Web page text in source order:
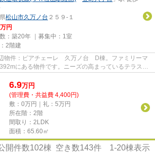
松山市久万ノ台 ２５９-１
万円
：築20年 ｜募集中： 1室
2階建
物件：ピアチェーレ 久万ノ台 D棟。ファミリーマ
にある物件です。ニーズの高まっているテラスハ
初期...
6.9万円
(管理費・共益費 4,400円)
敷：0万円｜礼：5万円
所在階：2階
間取り：2LDK
面積：65.60㎡
開件数102棟 空き数143件 1-20棟表示